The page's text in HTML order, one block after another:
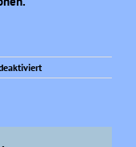
für
Sonntagsfrage